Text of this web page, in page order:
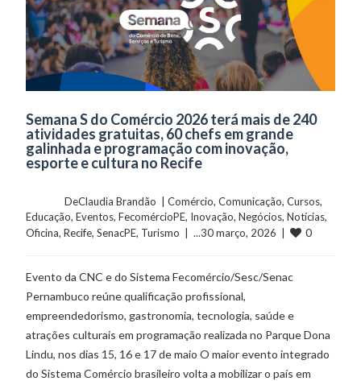
Semana S do Comércio 2026 terá mais de 240
atividades gratuitas, 60 chefs em grande
galinhada e programação com inovação,
esporte e cultura no Recife
	    	DeClaudia Brandão  |
Comércio, Comunicação, Cursos
Educação, Eventos, FecomércioPE, Inovação, Negócios, Notícias
Oficina, Recife, SenacPE, Turismo
  |  ...30 março, 2026  |
0
Evento da CNC e do Sistema Fecomércio/Sesc/Senac
Pernambuco reúne qualificação profissional,
empreendedorismo, gastronomia, tecnologia, saúde e
atrações culturais em programação realizada no Parque Dona
Lindu, nos dias 15, 16 e 17 de maio O maior evento integrado
do Sistema Comércio brasileiro volta a mobilizar o país em